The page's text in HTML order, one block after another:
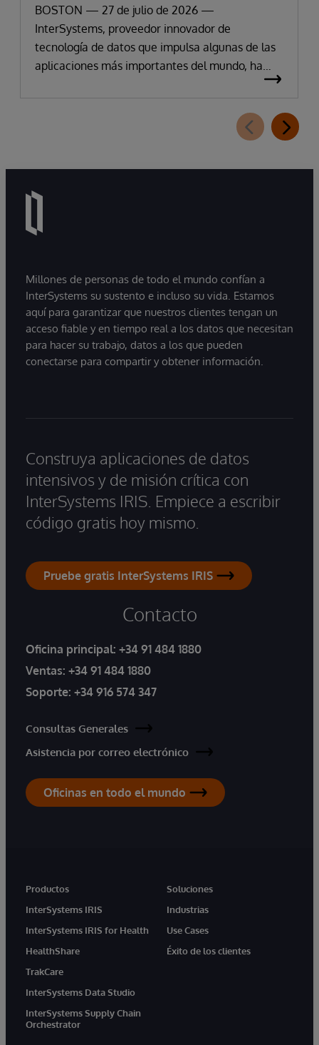
y la obtención de información
BOSTON — 27 de julio de 2026 —
InterSystems, proveedor innovador de
tecnología de datos que impulsa algunas de las
aplicaciones más importantes del mundo, ha
anunciado hoy la disponibilidad de InterSystems
para InterSystems Data Studio basada en IA
generativa que permite a las organizaciones
interacciones en lenguaje natural. A medida que
la IA a utilizarla en entornos de producción,
estos sistemas acceso a información fiable,
actualizada y preparada para su uso
empresarial.
Millones de personas de todo el mundo confían a
InterSystems su sustento e incluso su vida. Estamos
aquí para garantizar que nuestros clientes tengan un
acceso fiable y en tiempo real a los datos que necesitan
para hacer su trabajo, datos a los que pueden
conectarse para compartir y obtener información.
Construya aplicaciones de datos
intensivos y de misión crítica con
InterSystems IRIS. Empiece a escribir
código gratis hoy mismo.
Pruebe gratis InterSystems IRIS
Contacto
Oficina principal: +34 91 484 1880
Ventas: +34 91 484 1880
Soporte: +34 916 574 347
Consultas Generales
Asistencia por correo electrónico
Oficinas en todo el mundo
Productos
InterSystems IRIS
InterSystems IRIS for Health
HealthShare
TrakCare
InterSystems Data Studio
InterSystems Supply Chain
Orchestrator
Soluciones
Industrias
Use Cases
Éxito de los clientes